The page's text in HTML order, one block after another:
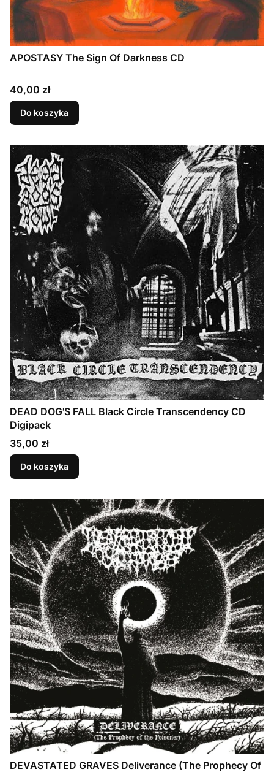
APOSTASY The Sign Of Darkness CD
Cena
40,00 zł
Do koszyka
DEAD DOG'S FALL Black Circle Transcendency CD
Digipack
Cena
35,00 zł
Do koszyka
DEVASTATED GRAVES Deliverance (The Prophecy Of